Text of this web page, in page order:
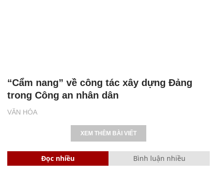
VĂN HÓA
“Cẩm nang” về công tác xây dựng Đảng
trong Công an nhân dân
XEM THÊM BÀI VIẾT
Đọc nhiều Bình luận nhiều